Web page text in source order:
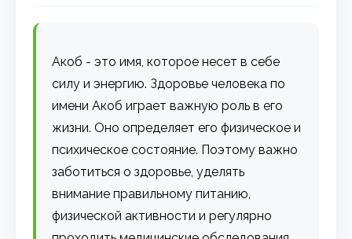
Акоб - это имя, которое несет в себе
силу и энергию. Здоровье человека по
имени Акоб играет важную роль в его
жизни. Оно определяет его физическое и
психическое состояние. Поэтому важно
заботиться о здоровье, уделять
внимание правильному питанию,
физической активности и регулярно